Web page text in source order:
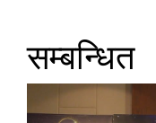
सम्बन्धित